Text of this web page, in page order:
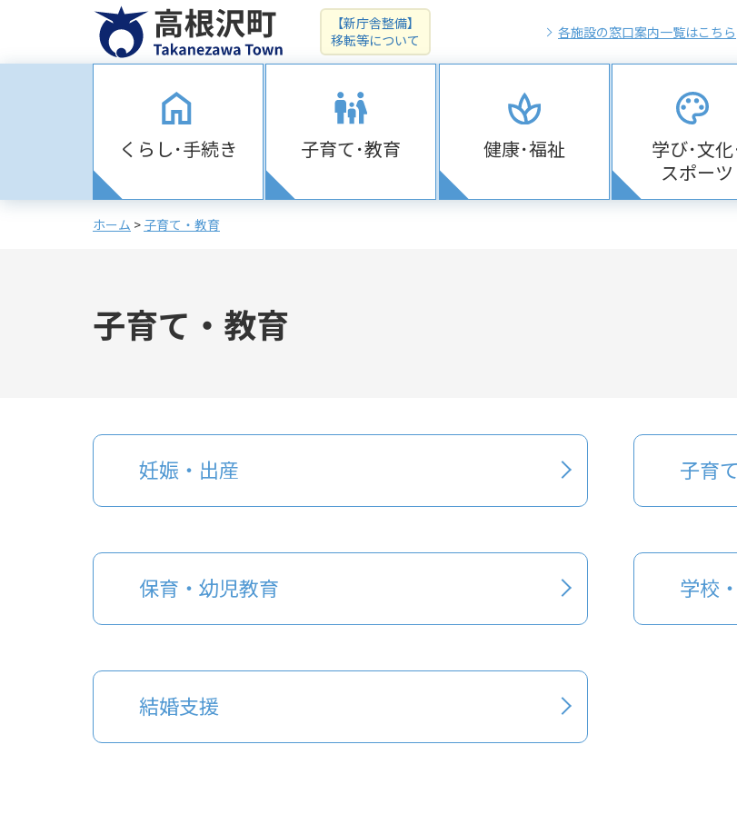
各施設の窓口案内一覧はこちら
【新庁舎整備】
移転等について
くらし･手続き 子育て･教育 健康･福祉
学び･文化
スポーツ
ホーム > 子育て・教育
子育て・教育
妊娠・出産 子育て
保育・幼児教育 学校
結婚支援